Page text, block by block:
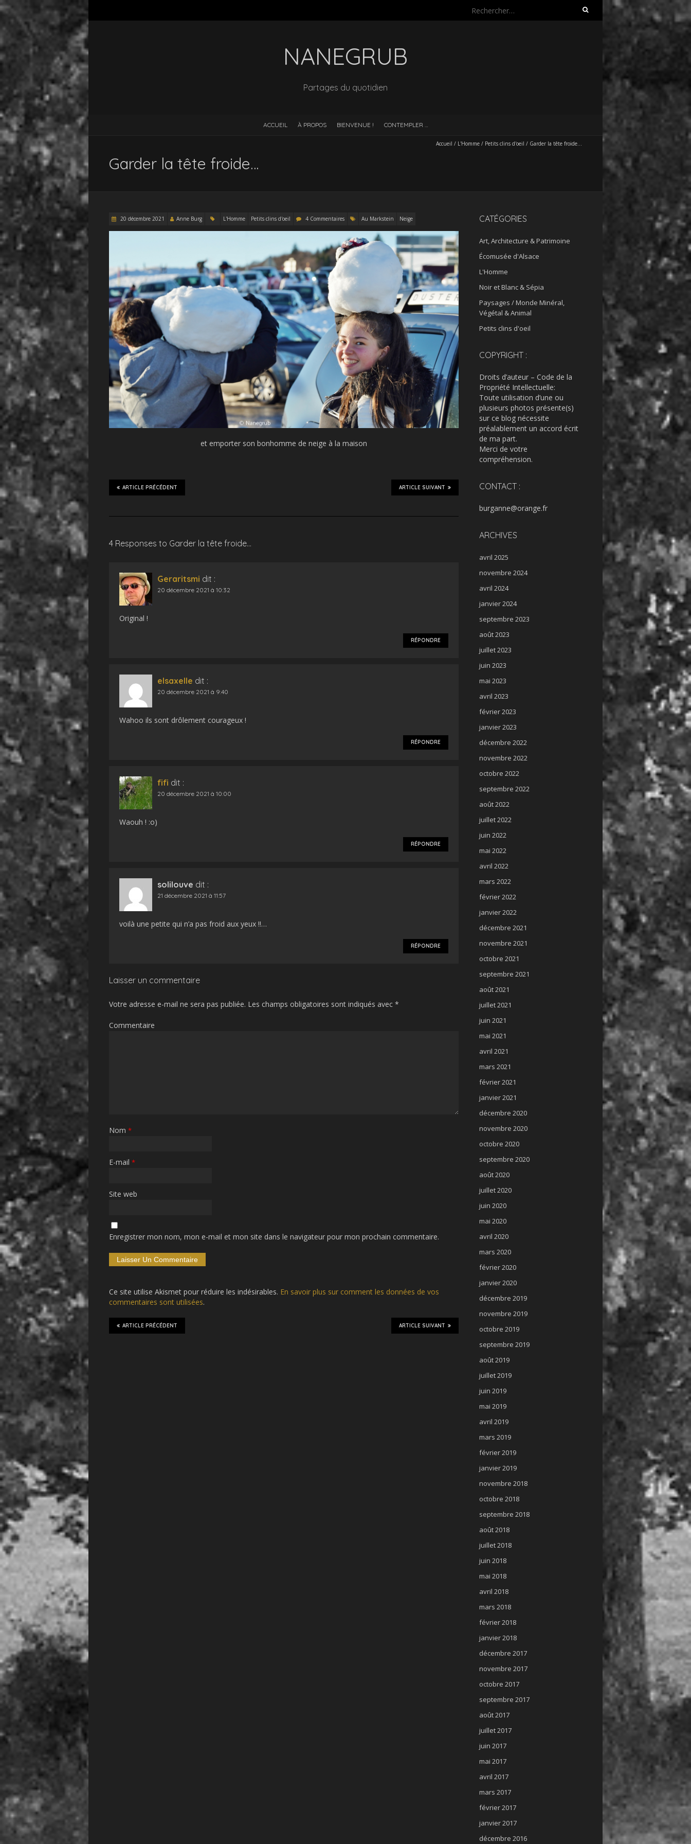
Rechercher :
NANEGRUB
Partages du quotidien
ACCUEIL À PROPOS BIENVENUE ! CONTEMPLER …
Accueil / L'Homme / Petits clins d'oeil / Garder la tête froide…
Garder la tête froide…
20 décembre 2021 Anne Burg L'Homme Petits clins d'oeil 4 Commentaires Au Markstein Neige
et emporter son bonhomme de neige à la maison
ARTICLE SUIVANT
ARTICLE PRÉCÉDENT
4 Responses to Garder la tête froide…
Geraritsmi dit :
20 décembre 2021 à 10:32
Original !
RÉPONDRE
elsaxelle dit :
20 décembre 2021 à 9:40
Wahoo ils sont drôlement courageux !
RÉPONDRE
fifi dit :
20 décembre 2021 à 10:00
Waouh ! :o)
RÉPONDRE
solilouve dit :
21 décembre 2021 à 11:57
voilà une petite qui n’a pas froid aux yeux !!…
RÉPONDRE
Laisser un commentaire
Votre adresse e-mail ne sera pas publiée. Les champs obligatoires sont indiqués avec *
Commentaire
Nom *
E-mail *
Site web
Enregistrer mon nom, mon e-mail et mon site dans le navigateur pour mon prochain commentaire.
Ce site utilise Akismet pour réduire les indésirables. En savoir plus sur comment les données de vos
commentaires sont utilisées.
ARTICLE SUIVANT
ARTICLE PRÉCÉDENT
CATÉGORIES
Art, Architecture & Patrimoine
Écomusée d'Alsace
L'Homme
Noir et Blanc & Sépia
Paysages / Monde Minéral,
Végétal & Animal
Petits clins d'oeil
COPYRIGHT :
Droits d’auteur – Code de la
Propriété Intellectuelle:
Toute utilisation d’une ou
plusieurs photos présente(s)
sur ce blog nécessite
préalablement un accord écrit
de ma part.
Merci de votre
compréhension.
CONTACT :
burganne@orange.fr
ARCHIVES
avril 2025
novembre 2024
avril 2024
janvier 2024
septembre 2023
août 2023
juillet 2023
juin 2023
mai 2023
avril 2023
février 2023
janvier 2023
décembre 2022
novembre 2022
octobre 2022
septembre 2022
août 2022
juillet 2022
juin 2022
mai 2022
avril 2022
mars 2022
février 2022
janvier 2022
décembre 2021
novembre 2021
octobre 2021
septembre 2021
août 2021
juillet 2021
juin 2021
mai 2021
avril 2021
mars 2021
février 2021
janvier 2021
décembre 2020
novembre 2020
octobre 2020
septembre 2020
août 2020
juillet 2020
juin 2020
mai 2020
avril 2020
mars 2020
février 2020
janvier 2020
décembre 2019
novembre 2019
octobre 2019
septembre 2019
août 2019
juillet 2019
juin 2019
mai 2019
avril 2019
mars 2019
février 2019
janvier 2019
novembre 2018
octobre 2018
septembre 2018
août 2018
juillet 2018
juin 2018
mai 2018
avril 2018
mars 2018
février 2018
janvier 2018
décembre 2017
novembre 2017
octobre 2017
septembre 2017
août 2017
juillet 2017
juin 2017
mai 2017
avril 2017
mars 2017
février 2017
janvier 2017
décembre 2016